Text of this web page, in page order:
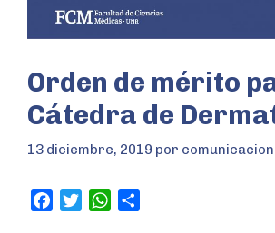
Orden de mérito
Cátedra de
13 diciembre, 2019 por
W